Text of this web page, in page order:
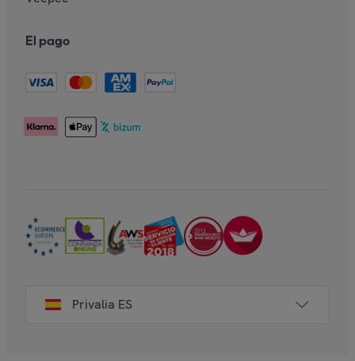
El pago
Privalia ES